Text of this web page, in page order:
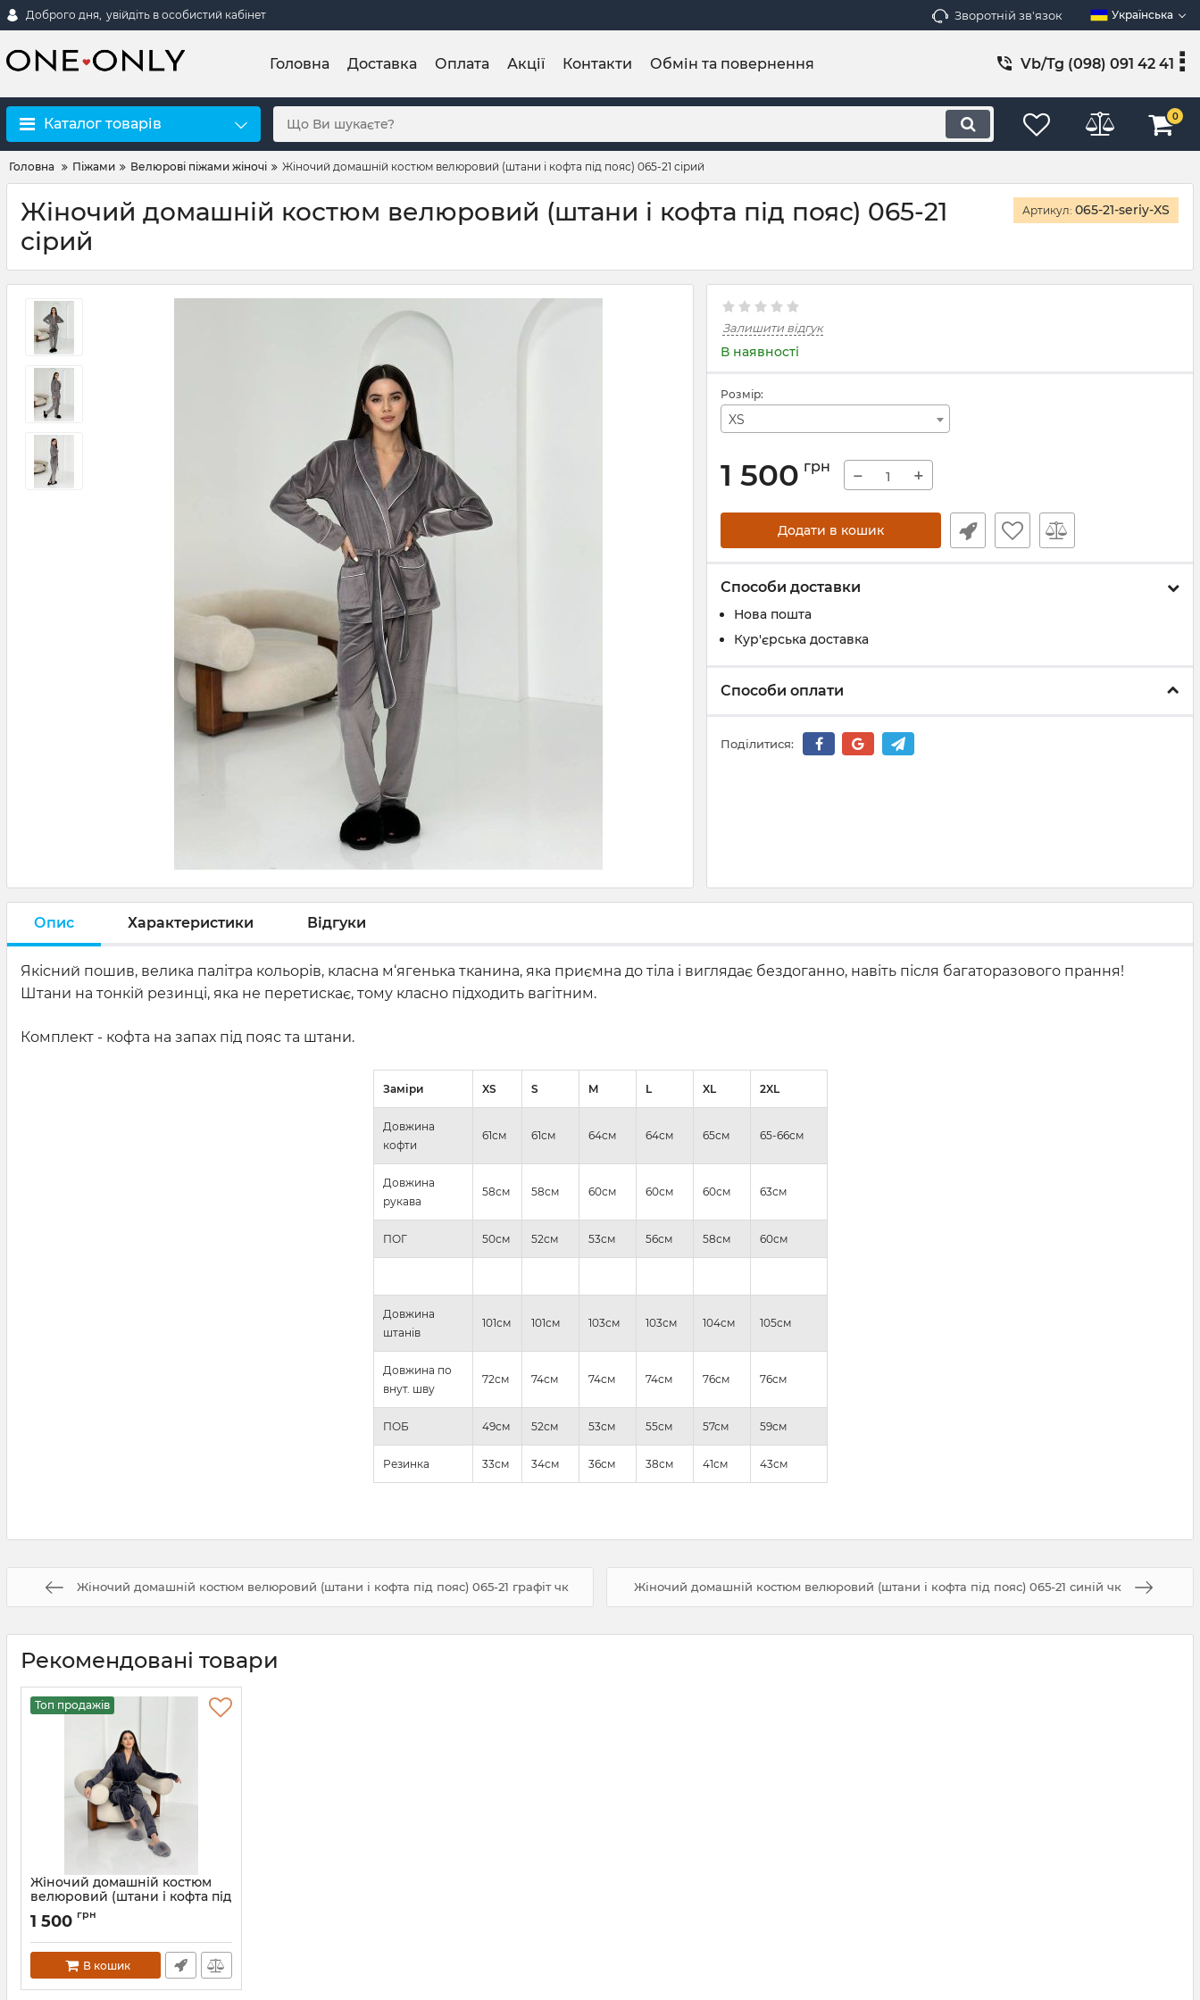
Доброго дня, увійдіть в особистий кабінет Зворотній зв'язок Українська
Головна Доставка Оплата Акції Контакти Обмін та повернення Vb/Tg (098) 091 42 41
Каталог товарів 0
Головна Піжами Велюрові піжами жіночі Жіночий домашній костюм велюровий (штани і кофта під пояс) 065-21 сірий
Жіночий домашній костюм велюровий (штани і кофта під пояс) 065-21
сірий
Артикул: 065-21-seriy-XS
Залишити відгук
В наявності
Розмір:
XS
1 500 грн − +
Додати в кошик
Способи доставки
Нова пошта
Кур'єрська доставка
Способи оплати
Поділитися:
Опис Характеристики Відгуки
Якісний пошив, велика палітра кольорів, класна м‘ягенька тканина, яка приємна до тіла і виглядає бездоганно, навіть після багаторазового прання!
Штани на тонкій резинці, яка не перетискає, тому класно підходить вагітним.
Комплект - кофта на запах під пояс та штани.
Заміри XS S M L XL 2XL
Довжина
кофти
61см 61см 64см 64см 65см 65-66см
Довжина
рукава
58см 58см 60см 60см 60см 63см
ПОГ 50см 52см 53см 56см 58см 60см
Довжина
штанів
101см 101см 103см 103см 104см 105см
Довжина по
внут. шву
72см 74см 74см 74см 76см 76см
ПОБ 49см 52см 53см 55см 57см 59см
Резинка 33см 34см 36см 38см 41см 43см
Жіночий домашній костюм велюровий (штани і кофта під пояс) 065-21 графіт чк Жіночий домашній костюм велюровий (штани і кофта під пояс) 065-21 синій чк
Рекомендовані товари
Топ продажів
Жіночий домашній костюм
велюровий (штани і кофта під
пояс) 065-21 графіт чк
Артикул:
1 500 грн
В кошик